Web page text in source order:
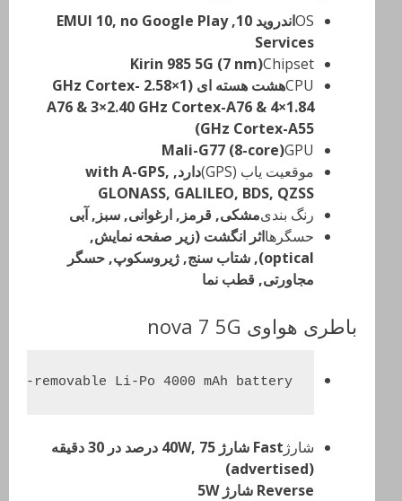
OS
اندروید 10, EMUI 10, no Google Play
Services
Chipset
Kirin 985 5G (7 nm)
CPU
هشت هسته ای (1×2.58 GHz Cortex-
A76 & 3×2.40 GHz Cortex-A76 & 4×1.84
GHz Cortex-A55)
GPU
Mali-G77 (8-core)
موقعیت یاب (GPS)
دارد, with A-GPS,
GLONASS, GALILEO, BDS, QZSS
رنگ بندیمشكی, قرمز, ارغوانی, سبز, آبی
حسگرهااثر انگشت (زیر صفحه نمایش,
optical), شتاب سنج, ژیروسکوپ, حسگر
مجاورتی, قطب نما
باطری هواوی nova 7 5G
Non-removable Li-Po 4000 mAh battery
شارژ
Fast شارژ 40W, 75 درصد در 30 دقیقه
(advertised)
Reverse شارژ 5W